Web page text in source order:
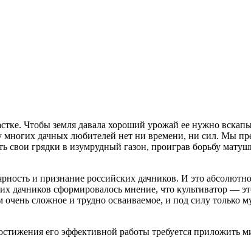
Чтобы земля давала хороший урожай ее нужно
дачных любителей нет ни времени, ни сил. Мы
грядки в изумрудный газон, проиграв борьбу
и признание российских дачников. И это
дачников сформировалось мнение, что культиватор —
сложное и трудно осваиваемое, и под силу только
его эффективной работы требуется приложить